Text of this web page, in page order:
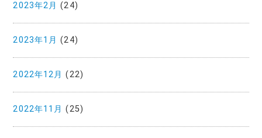
2023年2月 (24)
2023年1月 (24)
2022年12月 (22)
2022年11月 (25)